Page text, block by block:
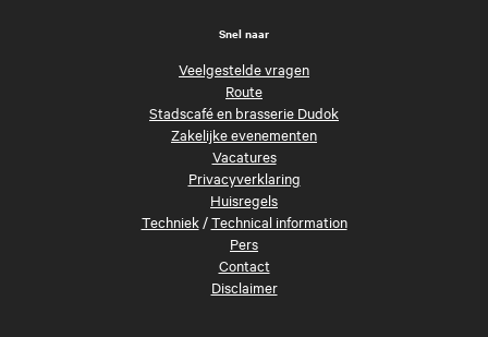
Snel naar
Veelgestelde vragen
Route
Stadscafé en brasserie Dudok
Zakelijke evenementen
Vacatures
Privacyverklaring
Huisregels
Techniek/Technical information
Pers
Contact
Disclaimer